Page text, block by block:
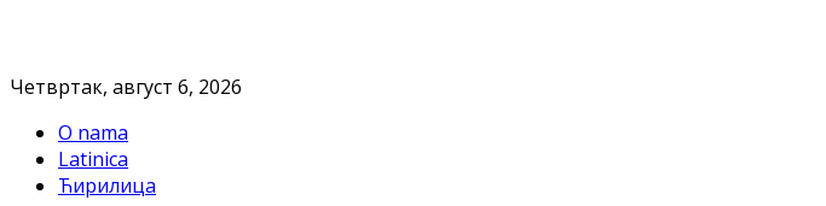
Четвртак, август 6, 2026
O nama
Latinica
Ћирилица